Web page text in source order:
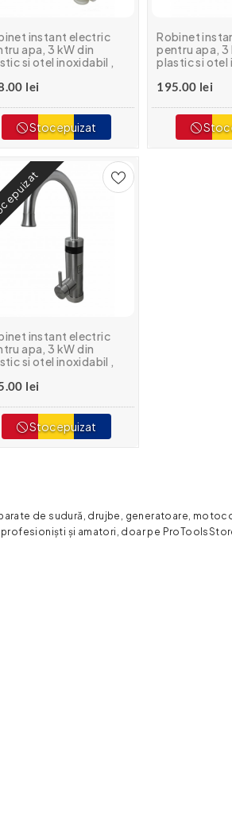
instant electric
apa, 3 kW din
si otel inoxidabil ,
lei
Stoc epuizat
Robinet
pentru apa, 3
plastic si otel
195.00 lei
Stoc
instant electric
apa, 3 kW din
si otel inoxidabil ,
lei
Stoc epuizat
de sudură, drujbe, generatoare,
și amatori, doar pe